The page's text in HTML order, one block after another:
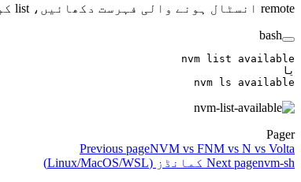
remote انسٹال ہونے والی فہرست دکھائیں، list کو ls میں بھی مختصر کیا جا سکتا ہے
bash
nvm list available
یا
nvm ls available
Pager
Previous pageNVM vs FNM vs N vs Volta
Next pagenvm-sh کمانڈز (Linux/MacOS/WSL)